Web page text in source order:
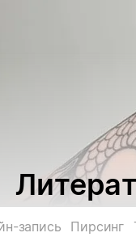
запись Пирсинг